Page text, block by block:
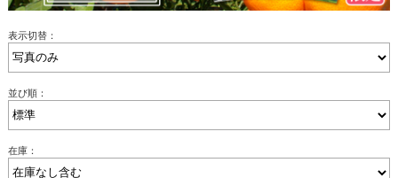
表示切替：
並び順：
在庫：